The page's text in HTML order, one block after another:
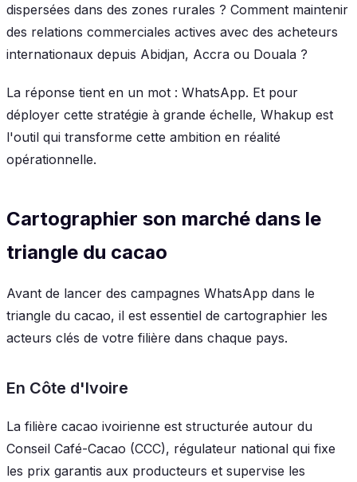
dispersées dans des zones rurales ? Comment maintenir
des relations commerciales actives avec des acheteurs
internationaux depuis Abidjan, Accra ou Douala ?
La réponse tient en un mot : WhatsApp. Et pour
déployer cette stratégie à grande échelle, Whakup est
l'outil qui transforme cette ambition en réalité
opérationnelle.
Cartographier son marché dans le
triangle du cacao
Avant de lancer des campagnes WhatsApp dans le
triangle du cacao, il est essentiel de cartographier les
acteurs clés de votre filière dans chaque pays.
En Côte d'Ivoire
La filière cacao ivoirienne est structurée autour du
Conseil Café-Cacao (CCC), régulateur national qui fixe
les prix garantis aux producteurs et supervise les